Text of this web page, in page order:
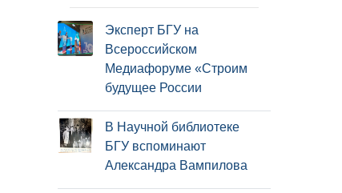
Эксперт БГУ на
Всероссийском
Медиафоруме «Строим
будущее России
В Научной библиотеке
БГУ вспоминают
Александра Вампилова